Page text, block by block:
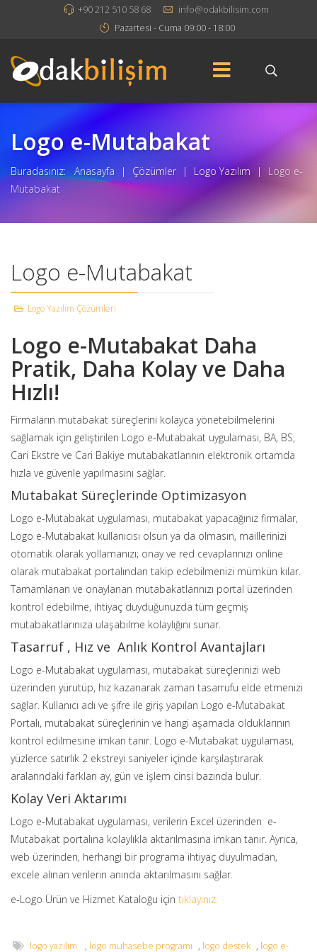
+90 212 510 58 68
info@odakbilisim.com
Pazartesi - Cuma 09:00 - 18:00
Logo e-Mutabakat
Buradasınız: Anasayfa | Çözümler | Logo Yazılım | Logo e-
Mutabakat
Logo e-Mutabakat
Logo Yazılım Çözümleri
Logo e-Mutabakat Daha
Pratik, Daha Kolay ve Daha
Hızlı!
Firmaların mutabakat süreçlerini kolayca yönetebilmelerini
sağlamak için geliştirilen Logo e-Mutabakat uygulaması, BA, BS,
Cari Ekstre ve Cari Bakiye mutabakatlarının elektronik ortamda
hızla ve güvenle yapılmasını sağlar.
Mutabakat Süreçlerinde Optimizasyon
Logo e-Mutabakat uygulaması, mutabakat yapacağınız firmalar,
Logo e-Mutabakat kullanıcısı olsun ya da olmasın, maillerinizi
otomatik olarak yollamanızı; onay ve red cevaplarınızı online
olarak mutabakat portalından takip edebilmenizi mümkün kılar.
Tamamlanan ve onaylanan mutabakatlarınızı portal üzerinden
kontrol edebilme, ihtiyaç duyduğunuzda tüm geçmiş
mutabakatlarınıza ulaşabilme kolaylığını sunar.
Tasarruf , Hız ve Anlık Kontrol Avantajları
Logo e-Mutabakat uygulaması, mutabakat süreçlerinizi web
üzerinden yürütüp, hız kazanarak zaman tasarrufu elde etmenizi
sağlar. Kullanıcı adı ve şifre ile giriş yapılan Logo e-Mutabakat
Portalı, mutabakat süreçlerinin ve hangi aşamada olduklarının
kontrol edilmesine imkan tanır. Logo e-Mutabakat uygulaması,
yüzlerce satırlık 2 ekstreyi saniyeler içinde karşılaştırarak
aralarındaki farkları ay, gün ve işlem cinsi bazında bulur.
Kolay Veri Aktarımı
Logo e-Mutabakat uygulaması, verilerin Excel üzerinden e-
Mutabakat portalına kolaylıkla aktarılmasına imkan tanır. Ayrıca,
web üzerinden, herhangi bir programa ihtiyaç duyulmadan,
excele alınan verilerin anında aktarılmasını sağlar.
e-Logo Ürün ve Hizmet Kataloğu için tıklayınız.
logo yazılım , logo muhasebe programı , logo destek , logo e-